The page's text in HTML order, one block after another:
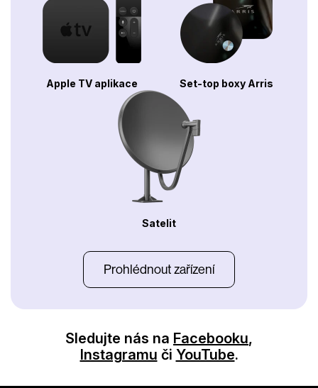
Apple TV aplikace Set-top boxy Arris
Satelit
Prohlédnout zařízení
Sledujte nás na Facebooku,
Instagramu či YouTube.